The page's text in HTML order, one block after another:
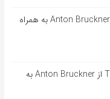
آهنگ آلمانی Wer wir sind از Anton Bruckner به همراه
آهنگ آلمانی Tochterkomplex از Anton Bruckner به